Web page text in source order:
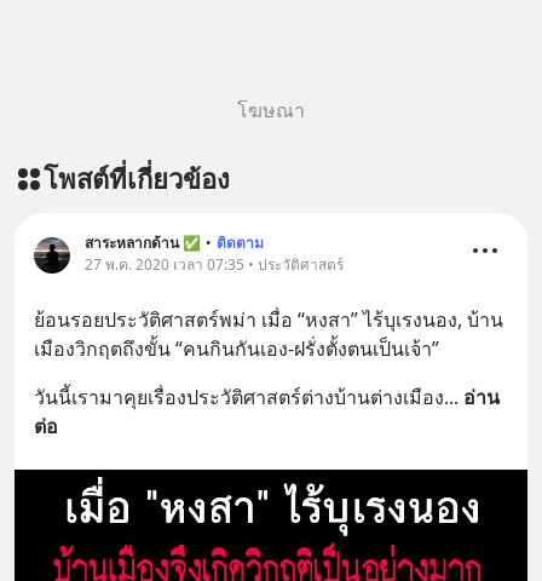
โฆษณา
โพสต์ที่เกี่ยวข้อง
สาระหลากด้าน ✅ • ติดตาม
27 พ.ค. 2020 เวลา 07:35 • ประวัติศาสตร์
ย้อนรอยประวัติศาสตร์พม่า เมื่อ “หงสา” ไร้บุเรงนอง, บ้าน
เมืองวิกฤตถึงขั้น “คนกินกันเอง-ฝรั่งตั้งตนเป็นเจ้า”
วันนี้เรามาคุยเรื่องประวัติศาสตร์ต่างบ้านต่างเมือง... อ่าน
ต่อ